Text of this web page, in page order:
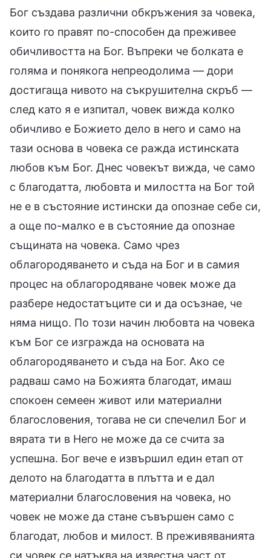
Бог създава различни обкръжения за човека,
които го правят по-способен да преживее
обичливостта на Бог. Въпреки че болката е
голяма и понякога непреодолима — дори
достигаща нивото на съкрушителна скръб —
след като я е изпитал, човек вижда колко
обичливо е Божието дело в него и само на
тази основа в човека се ражда истинската
любов към Бог. Днес човекът вижда, че само
с благодатта, любовта и милостта на Бог той
не е в състояние истински да опознае себе си,
а още по-малко е в състояние да опознае
същината на човека. Само чрез
облагородяването и съда на Бог и в самия
процес на облагородяване човек може да
разбере недостатъците си и да осъзнае, че
няма нищо. По този начин любовта на човека
към Бог се изгражда на основата на
облагородяването и съда на Бог. Ако се
радваш само на Божията благодат, имаш
спокоен семеен живот или материални
благословения, тогава не си спечелил Бог и
вярата ти в Него не може да се счита за
успешна. Бог вече е извършил един етап от
делото на благодатта в плътта и е дал
материални благословения на човека, но
човек не може да стане съвършен само с
благодат, любов и милост. В преживяванията
си човек се натъква на известна част от